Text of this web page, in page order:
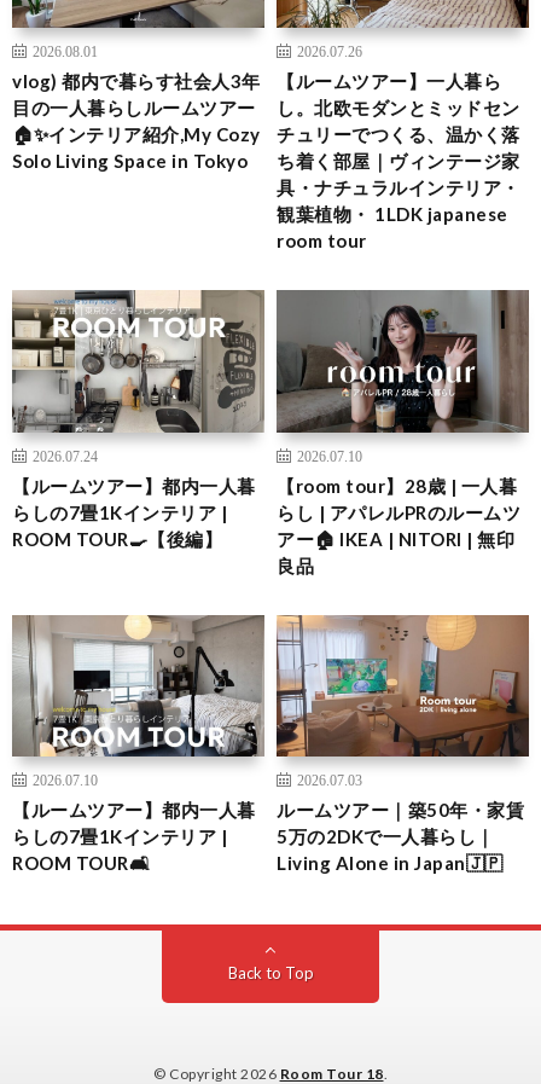
2026.08.01
vlog) 都内で暮らす社会人3年
目の一人暮らしルームツアー
🏠✨インテリア紹介,My Cozy
Solo Living Space in Tokyo
2026.07.26
【ルームツアー】一人暮ら
し。北欧モダンとミッドセン
チュリーでつくる、温かく落
ち着く部屋｜ヴィンテージ家
具・ナチュラルインテリア・
観葉植物・ 1LDK japanese
room tour
2026.07.24
【ルームツアー】都内一人暮
らしの7畳1Kインテリア |
ROOM TOUR🍳【後編】
2026.07.10
【room tour】28歳 | 一人暮
らし | アパレルPRのルームツ
アー🏠 IKEA | NITORI | 無印
良品
2026.07.10
【ルームツアー】都内一人暮
らしの7畳1Kインテリア |
ROOM TOUR🛋️
2026.07.03
ルームツアー｜築50年・家賃
5万の2DKで一人暮らし｜
Living Alone in Japan🇯🇵
Back to Top
© Copyright 2026 Room Tour 18.